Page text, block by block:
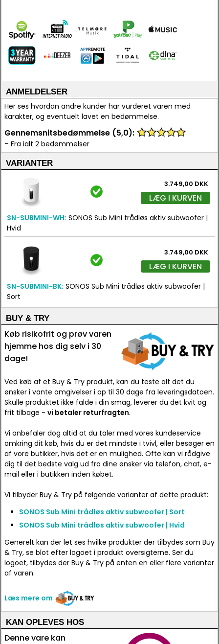
ANMELDELSER
Her ses hvordan andre kunder har vurderet varen med
karakter, og eventuelt lavet en bedømmelse.
Gennemsnitsbedømmelse (5,0):
– Fra ialt 2 bedømmelser
VARIANTER
3.749,00 DKK
LÆG I KURVEN
SN-SUBMINI-WH: SONOS Sub Mini trådløs aktiv subwoofer |
Hvid
3.749,00 DKK
LÆG I KURVEN
SN-SUBMINI-BK: SONOS Sub Mini trådløs aktiv subwoofer |
Sort
BUY & TRY
Køb risikofrit og prøv varen
hjemme hos dig selv i 30
dage!
Ved køb af et Buy & Try produkt, kan du teste alt det du
ønsker i vante omgivelser i op til 30 dage fra leveringsdatoen.
Skulle produktet ikke falde i din smag, leverer du det kvit og
frit tilbage - vi betaler returfragten.
Vi anbefaler dog altid at du taler med vores kundeservice
omkring dit køb, hvis du er det mindste i tvivl, eller besøger en
af vore butikker, hvis det er en mulighed. Ofte kan vi rådgive
dig til det bedste valg ud fra dine ønsker via telefon, chat, e-
mail eller i butikken inden købet.
Vi tilbyder Buy & Try på følgende varianter af dette produkt:
SONOS Sub Mini trådløs aktiv subwoofer | Sort
SONOS Sub Mini trådløs aktiv subwoofer | Hvid
Generelt kan der let ses hvilke produkter der tilbydes som Buy
& Try, se blot efter logoet i produkt oversigterne. Ser du
logoet, tilbydes der Buy & Try på enten en eller flere varianter
af varen.
Læs mere om
KAN OPLEVES HOS
Denne vare kan